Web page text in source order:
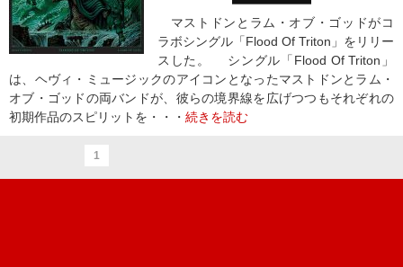
マストドンとラム・オブ・ゴッドがコ
ラボシングル「Flood Of Triton」をリリー
スした。 シングル「Flood Of Triton」
は、ヘヴィ・ミュージックのアイコンとなったマストドンとラム・
オブ・ゴッドの両バンドが、彼らの境界線を広げつつもそれぞれの
初期作品のスピリットを・・・ 続きを読む
1